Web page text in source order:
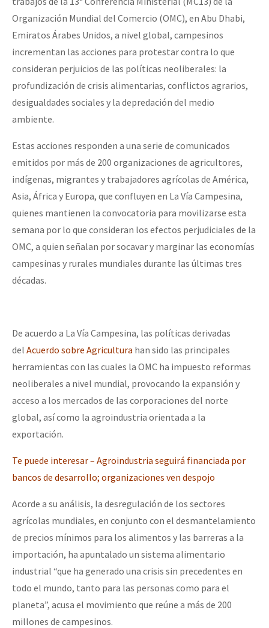
Organización Mundial del Comercio (OMC), en Abu Dhabi,
Emiratos Árabes Unidos, a nivel global, campesinos
incrementan las acciones para protestar contra lo que
consideran perjuicios de las políticas neoliberales: la
profundización de crisis alimentarias, conflictos agrarios,
desigualdades sociales y la depredación del medio
ambiente.
Estas acciones responden a una serie de comunicados
emitidos por más de 200 organizaciones de agricultores,
indígenas, migrantes y trabajadores agrícolas de América,
Asia, África y Europa, que confluyen en La Vía Campesina,
quienes mantienen la convocatoria para movilizarse esta
semana por lo que consideran los efectos perjudiciales de la
OMC, a quien señalan por socavar y marginar las economías
campesinas y rurales mundiales durante las últimas tres
décadas.
De acuerdo a La Vía Campesina, las políticas derivadas
del Acuerdo sobre Agricultura han sido las principales
herramientas con las cuales la OMC ha impuesto reformas
neoliberales a nivel mundial, provocando la expansión y
acceso a los mercados de las corporaciones del norte
global, así como la agroindustria orientada a la
exportación.
Te puede interesar – Agroindustria seguirá financiada por
bancos de desarrollo; organizaciones ven despojo
Acorde a su análisis, la desregulación de los sectores
agrícolas mundiales, en conjunto con el desmantelamiento
de precios mínimos para los alimentos y las barreras a la
importación, ha apuntalado un sistema alimentario
industrial “que ha generado una crisis sin precedentes en
todo el mundo, tanto para las personas como para el
planeta”, acusa el movimiento que reúne a más de 200
millones de campesinos.